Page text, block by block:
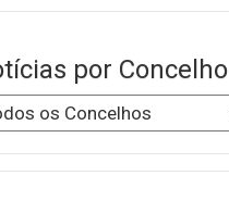
por Concelho